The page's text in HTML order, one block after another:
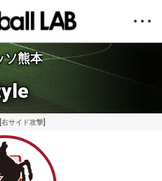
ソ熊本
サイド攻撃]